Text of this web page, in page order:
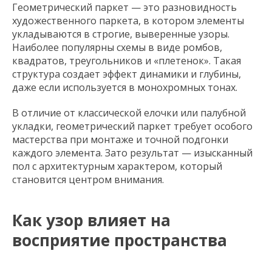
Геометрический паркет — это разновидность
художественного паркета, в котором элементы
укладываются в строгие, выверенные узоры.
Наиболее популярны схемы в виде ромбов,
квадратов, треугольников и «плетенок». Такая
структура создает эффект динамики и глубины,
даже если используется в монохромных тонах.
В отличие от классической елочки или палубной
укладки, геометрический паркет требует особого
мастерства при монтаже и точной подгонки
каждого элемента. Зато результат — изысканный
пол с архитектурным характером, который
становится центром внимания.
Как узор влияет на
восприятие пространства